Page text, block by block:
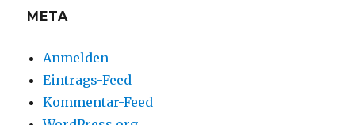
META
Anmelden
Eintrags-Feed
Kommentar-Feed